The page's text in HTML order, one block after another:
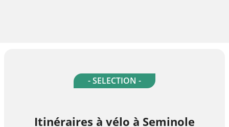
- SELECTION -
Itinéraires à vélo à Seminole